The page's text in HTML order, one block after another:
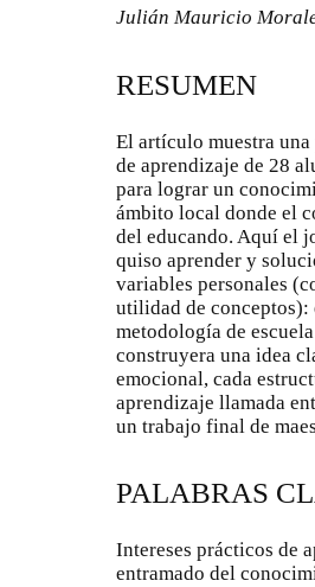
Julián Mauricio
RESUMEN
El artículo muestra
de aprendizaje de 28
para lograr un
ámbito local donde el
del educando. Aquí el
quiso aprender y
variables personales
utilidad de conceptos):
metodología de
construyera una idea
emocional, cada
aprendizaje llamada
un trabajo final de
PALABRAS
Intereses prácticos de
entramado del